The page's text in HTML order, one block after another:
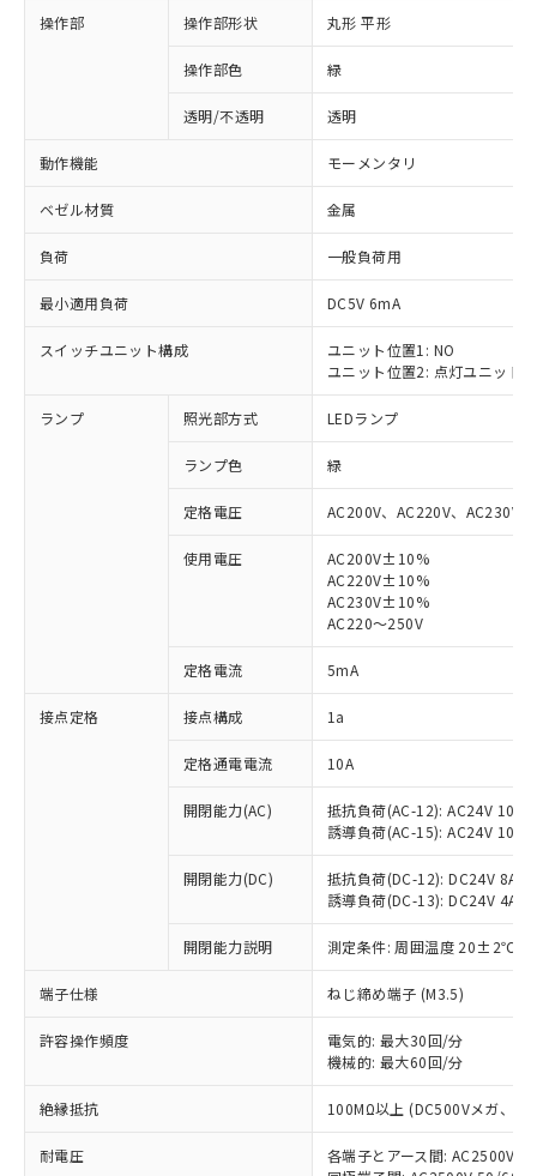
操作部 操作部形状 丸形 平形
操作部色 緑
透明/不透明 透明
動作機能 モーメンタリ
ベゼル材質 金属
負荷 一般負荷用
最小適用負荷 DC5V 6mA
スイッチユニット構成
ユニット位置1: NO
ユニット位置2: 点灯ユニット
ランプ 照光部方式 LEDランプ
ランプ色 緑
定格電圧 AC200V、AC220V、AC230V
使用電圧
AC200V±10%
AC220V±10%
AC230V±10%
AC220～250V
定格電流 5mA
接点定格 接点構成 1a
定格通電電流 10A
開閉能力(AC)
抵抗負荷(AC-12): AC24V 10A/
誘導負荷(AC-15): AC24V
開閉能力(DC)
抵抗負荷(DC-12): DC24V 8A/
誘導負荷(DC-13): DC24V 4A/
開閉能力説明 測定条件: 周囲温度 20±2℃、
端子仕様 ねじ締め端子 (M3.5)
許容操作頻度
電気的: 最大30回/分
機械的: 最大60回/分
絶縁抵抗 100MΩ以上 (DC500Vメガ、点
耐電圧
各端子とアース間: AC2500V
ご利用条件
以下の条件をお読みいただき、同意のうえ
本サービスは、当社制御機器事業取扱
商品の当社在庫状況および標準価格
(税抜)を提供させていただくもので
当社制御機器事業取扱商品の中には、
本サービスの対象外となる商品もある
ことをご了承ください。
在庫状況および標準価格照会結果は、
記載している更新日時点での社内デー
タに基づき作成されるものであり、閲
準価格とは異なる場合があることをご
対応済み：EU RoHS指令（10物質）の
非含有に対応した製品が提供可能な商品で
対応予定：EU RoHS指令（10物質）の非含
有に対応した製品に切り替える予定のある
対応予定なし：EU RoHS指令（10物質）の
非含有に非対応の商品で、対応品を出す予
調査・確認中：EU RoHS指令（10物質）の
非含有の対応状況を調査中または確認中の
非該当品：ライセンス料など無形物で、有
害物質有無と関係のない商品です。
仕入先様の事情により、非含有部品として
いたものが、含有品と判明した場合などや
むを得ず変更することがあります。
*EU RoHS指令（10物質）：
鉛(Pb) 1000ppm以下、 水銀(Hg) 1000ppm以下、 カド
六価クロム(Cr(Ⅵ)) 1000ppm以下、ポリ臭化ビフェニル
「○」：最大均質材料含有率が中国RoHSの
基準値以下であることを示します。
「×」：最大均質材料含有率が中国RoHSの
基準値を超えていることを示します。
「－」：未確認です。当社販売部門へお問
当社は、これら貴社製品のうち、外国
為替および外国貿易法に定める商品
（以下｢規制貨物等」という）を輸出
または国外への提供する場合は、日本
国政府の輸出許可(または役務取引許
可)を取得するなどの必要な手続きを